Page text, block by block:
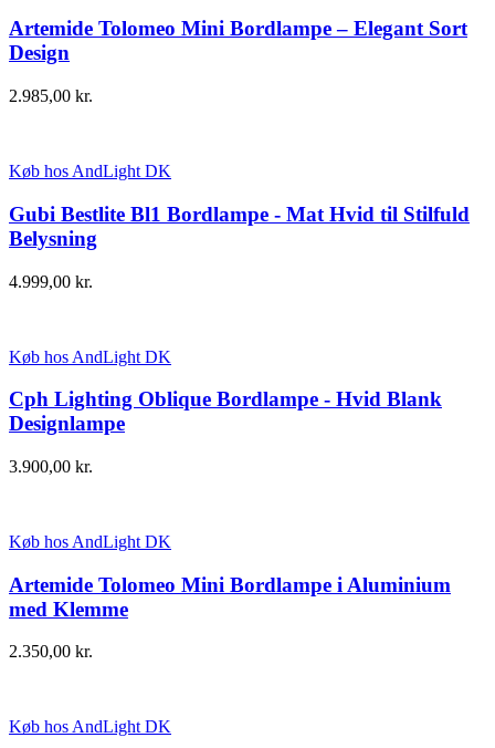
Artemide Tolomeo Mini Bordlampe – Elegant Sort
Design
2.985,00 kr.
Køb hos AndLight DK
Gubi Bestlite Bl1 Bordlampe - Mat Hvid til Stilfuld
Belysning
4.999,00 kr.
Køb hos AndLight DK
Cph Lighting Oblique Bordlampe - Hvid Blank
Designlampe
3.900,00 kr.
Køb hos AndLight DK
Artemide Tolomeo Mini Bordlampe i Aluminium
med Klemme
2.350,00 kr.
Køb hos AndLight DK